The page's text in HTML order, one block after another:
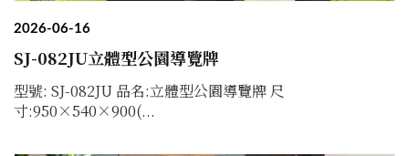
2026-06-16
SJ-082JU立體型公園導覽牌
型號: SJ-082JU 品名:立體型公園導覽牌 尺
寸:950×540×900(...